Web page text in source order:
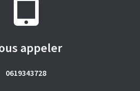
appeler
0619343728